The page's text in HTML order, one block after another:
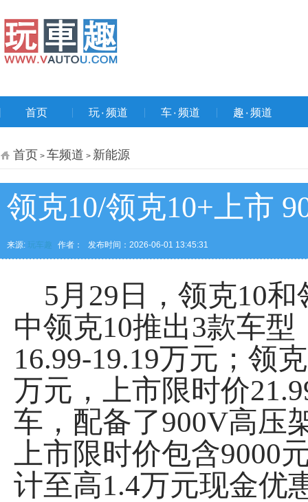
首页 玩۰频道 车۰频道 趣۰频道
首页 > 车频道 > 新能源
领克10/领克10+上市
来源: 玩车趣 作者： 发布时间：2026-06-01 13:45:31
5月29日，领克10和
中领克10推出3款车型
16.99-19.19万元；领
万元，上市限时价
车，配备了900V高压
上市限时价包含9000
计至高1.4万元现金优